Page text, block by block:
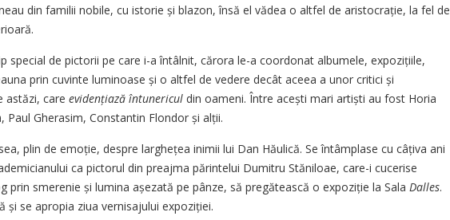
din familii nobile, cu istorie și blazon, însă el vădea o altfel de aristocrație, la fel de
special de pictorii pe care i-a întâlnit, cărora le-a coordonat albumele, expozițiile,
prin cuvinte luminoase și o altfel de vedere decât aceea a unor critici și
astăzi, care evidențiază întunericul din oameni. Între acești mari artiști au fost Horia
Paul Gherasim, Constantin Flondor și alții.
plin de emoție, despre larghețea inimii lui Dan Hăulică. Se întâmplase cu câțiva ani
ca pictorul din preajma părintelui Dumitru Stăniloae, care-i cucerise
prin smerenie și lumina așezată pe pânze, să pregătească o expoziție la Sala Dalles.
și se apropia ziua vernisajului expoziției.